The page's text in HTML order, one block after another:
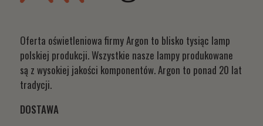
Oferta oświetleniowa firmy Argon to blisko tysiąc lamp
polskiej produkcji. Wszystkie nasze lampy produkowane
są z wysokiej jakości komponentów. Argon to ponad 20 lat
tradycji.
DOSTAWA